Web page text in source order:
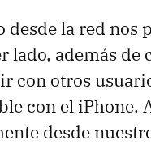
desde la red
lado, además
con otros
con el iPhone.
desde